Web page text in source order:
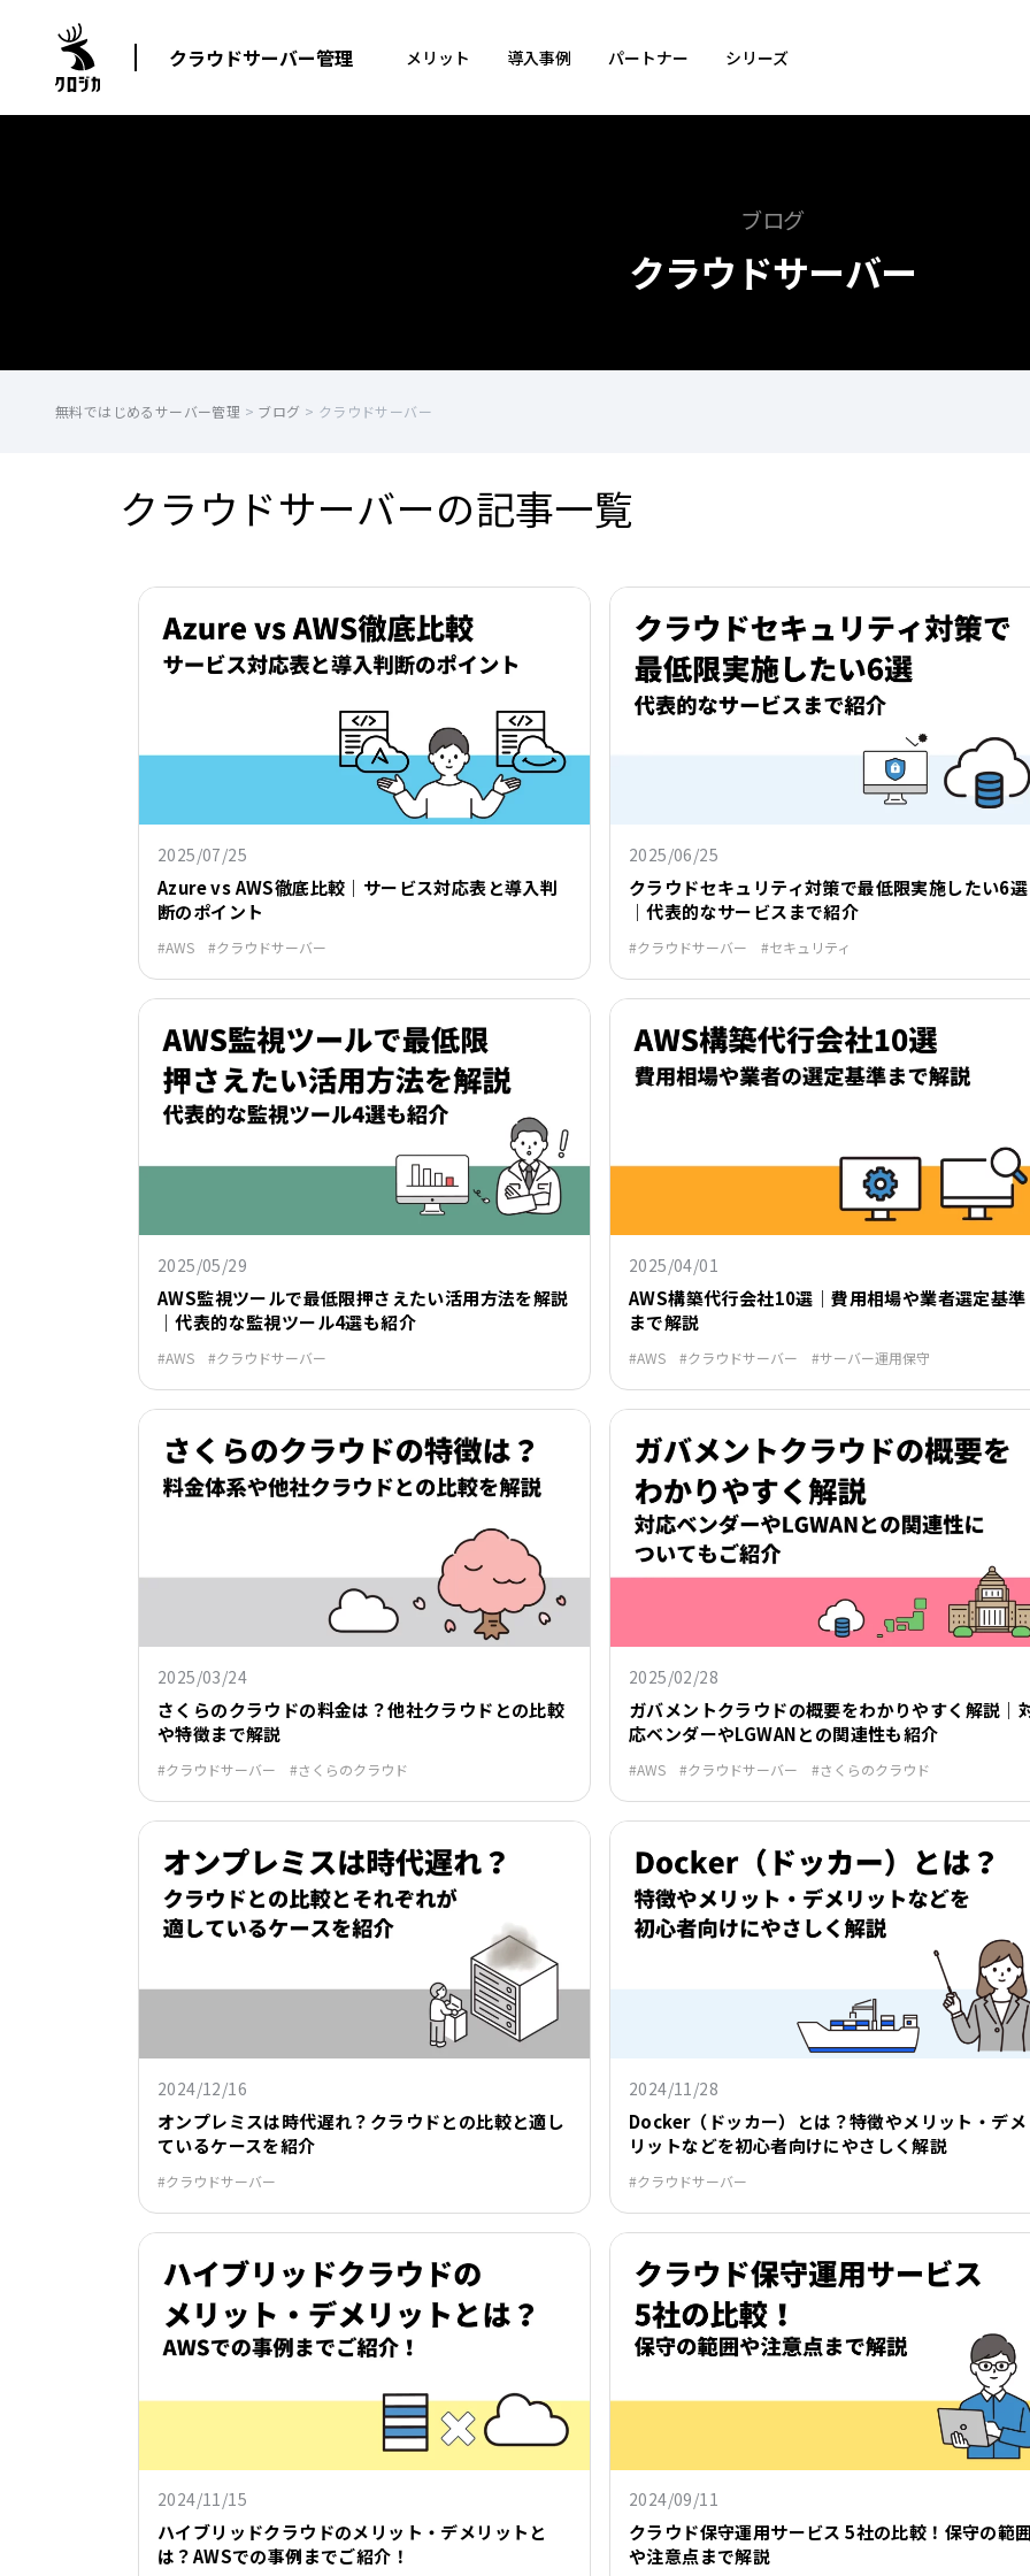
クラウドサーバー管理 メリット 導入事例 パートナー シリーズ
ブログ
クラウドサーバー
無料ではじめるサーバー管理 > ブログ > クラウドサーバー
クラウドサーバーの記事一覧
2025/07/25
Azure vs AWS徹底比較｜サービス対応表と導入判
断のポイント
AWS クラウドサーバー
2025/06/25
クラウドセキュリティ対策で最低限実施したい6選
｜代表的なサービスまで紹介
クラウドサーバー セキュリティ
2025/05/29
AWS監視ツールで最低限押さえたい活用方法を解説
｜代表的な監視ツール4選も紹介
AWS クラウドサーバー
2025/04/01
AWS構築代行会社10選｜費用相場や業者選定基準
まで解説
AWS クラウドサーバー サーバー運用保守
2025/03/24
さくらのクラウドの料金は？他社クラウドとの比較
や特徴まで解説
クラウドサーバー さくらのクラウド
2025/02/28
ガバメントクラウドの概要をわかりやすく解説｜
応ベンダーやLGWANとの関連性も紹介
AWS クラウドサーバー さくらのクラウド
2024/12/16
オンプレミスは時代遅れ？クラウドとの比較と適し
ているケースを紹介
クラウドサーバー
2024/11/28
Docker（ドッカー）とは？特徴やメリット・デメ
リットなどを初心者向けにやさしく解説
クラウドサーバー
2024/11/15
ハイブリッドクラウドのメリット・デメリットと
は？AWSでの事例までご紹介！
2024/09/11
クラウド保守運用サービス 5社の比較！保守の範
や注意点まで解説